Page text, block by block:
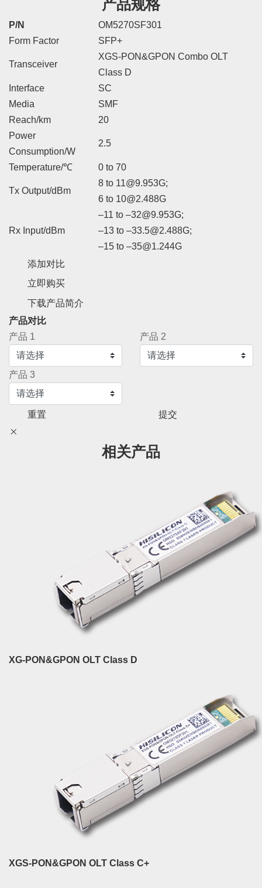
产品规格
P/N
OM5270SF301
Form Factor
SFP+
Transceiver
XGS-PON&GPON Combo OLT
Class D
Interface
SC
Media
SMF
Reach/km
20
Power
Consumption/W
2.5
Temperature/℃ 0 to 70
Tx Output/dBm
8 to 11@9.953G;
6 to 10@2.488G
Rx Input/dBm
–11 to –32@9.953G;
–13 to –33.5@2.488G;
–15 to –35@1.244G
添加对比
立即购买
下载产品简介
产品对比
产品 1
产品 2
产品 3
重置 提交
相关产品
XG-PON&GPON OLT Class D
XGS-PON&GPON OLT Class C+